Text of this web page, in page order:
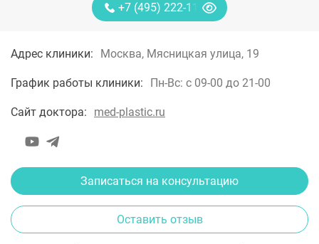
+7 (495) 222-11-13
Адрес клиники: Москва, Мясницкая улица, 19
График работы клиники: Пн-Вс: с 09-00 до 21-00
Сайт доктора: med-plastic.ru
Записаться на консультацию
Оставить отзыв